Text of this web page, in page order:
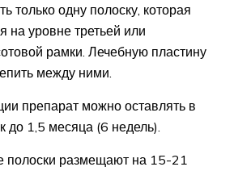
только одну полоску, которая
на уровне третьей или
рамки. Лечебную пластину
между ними.
препарат можно оставлять в
до 1,5 месяца (6 недель).
полоски размещают на 15-21